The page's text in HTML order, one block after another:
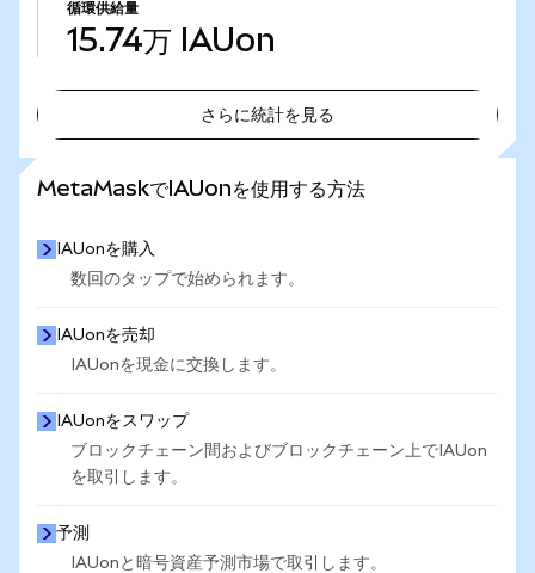
循環供給量
15.74万 IAUon
さらに統計を見る
MetaMaskでIAUonを使用する方法
IAUonを購入
数回のタップで始められます。
IAUonを売却
IAUonを現金に交換します。
IAUonをスワップ
ブロックチェーン間およびブロックチェーン上でIAUon
を取引します。
予測
IAUonと暗号資産予測市場で取引します。